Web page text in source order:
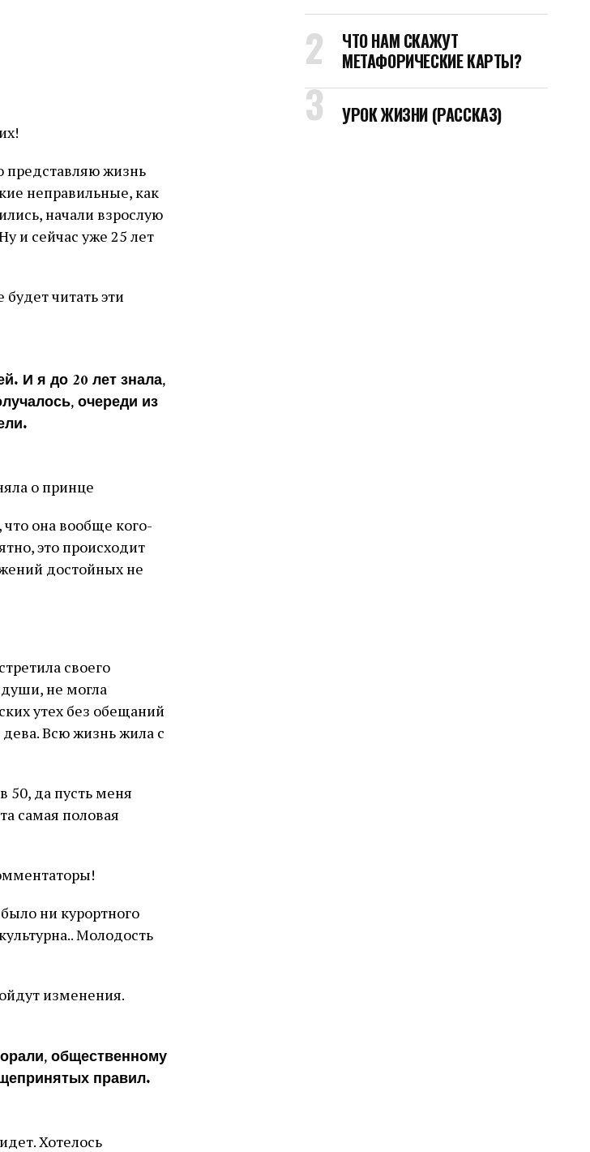
представляю жизнь
неправильные, как
начали взрослую
и сейчас уже 25 лет
читать эти
И я до 20 лет знала,
очереди из
о принце
она вообще кого-
это происходит
достойных не
своего
не могла
утех без обещаний
дева. Всю жизнь жила с
50, да пусть меня
самая половая
ни курортного
Молодость
изменения.
общественному
правил.
Хотелось
ЧТО НАМ СКАЖУТ
МЕТАФОРИЧЕСКИЕ КАРТЫ?
УРОК ЖИЗНИ (РАССКАЗ)